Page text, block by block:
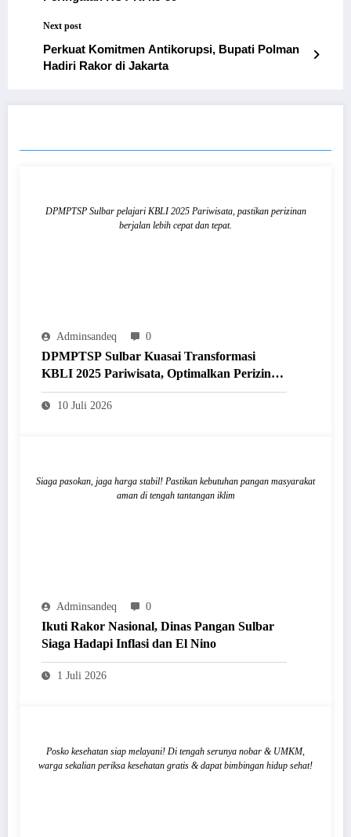
Next post
Perkuat Komitmen Antikorupsi, Bupati Polman
Hadiri Rakor di Jakarta
DPMPTSP Sulbar pelajari KBLI 2025 Pariwisata, pastikan perizinan
berjalan lebih cepat dan tepat.
Adminsandeq 0
DPMPTSP Sulbar Kuasai Transformasi
KBLI 2025 Pariwisata, Optimalkan Perizinan
Lewat Sistem OSS
10 Juli 2026
Siaga pasokan, jaga harga stabil! Pastikan kebutuhan pangan masyarakat
aman di tengah tantangan iklim
Adminsandeq 0
Ikuti Rakor Nasional, Dinas Pangan Sulbar
Siaga Hadapi Inflasi dan El Nino
1 Juli 2026
Posko kesehatan siap melayani! Di tengah serunya nobar & UMKM,
warga sekalian periksa kesehatan gratis & dapat bimbingan hidup sehat!